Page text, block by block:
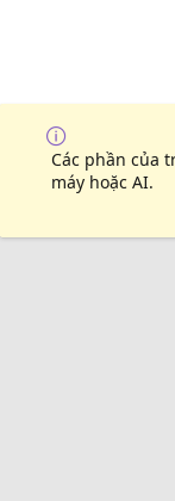
Các phần của
máy hoặc AI.